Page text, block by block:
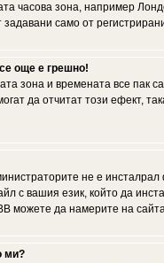
часова зона, например
само от
още е грешно!
зона и времената все
да отчитат този ефект,
не е
с вашия език, който да
можете да намерите на
ми?